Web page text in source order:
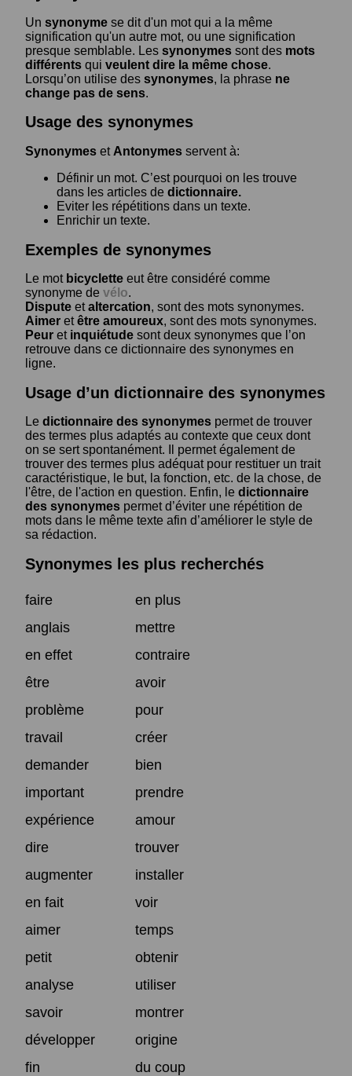
Un synonyme se dit d'un mot qui a la même
signification qu'un autre mot, ou une signification
presque semblable. Les synonymes sont des mots
différents qui veulent dire la même chose.
Lorsqu’on utilise des synonymes, la phrase ne
change pas de sens.
Usage des synonymes
Synonymes et Antonymes servent à:
Définir un mot. C’est pourquoi on les trouve
dans les articles de dictionnaire.
Eviter les répétitions dans un texte.
Enrichir un texte.
Exemples de synonymes
Le mot bicyclette eut être considéré comme
synonyme de vélo.
Dispute etaltercation, sont des mots synonymes.
Aimer etêtre amoureux, sont des mots synonymes.
Peur et inquiétude sont deux synonymes que l’on
retrouve dans ce dictionnaire des synonymes en
ligne.
Usage d’un dictionnaire des synonymes
Le dictionnaire des synonymes permet de trouver
des termes plus adaptés au contexte que ceux dont
on se sert spontanément. Il permet également de
trouver des termes plus adéquat pour restituer un trait
caractéristique, le but, la fonction, etc. de la chose, de
l'être, de l'action en question. Enfin, le dictionnaire
des synonymes permet d’éviter une répétition de
mots dans le même texte afin d’améliorer le style de
sa rédaction.
Synonymes les plus recherchés
faire
en plus
anglais
mettre
en effet
contraire
être
avoir
problème
pour
travail
créer
demander
bien
important
prendre
expérience
amour
dire
trouver
augmenter
installer
en fait
voir
aimer
temps
petit
obtenir
analyse
utiliser
savoir
montrer
développer
origine
fin
du coup